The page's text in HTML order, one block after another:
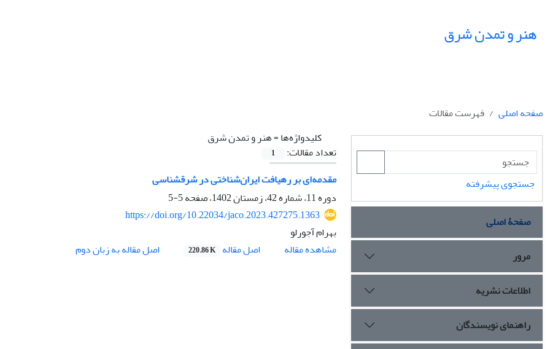
هنر و تمدن شرق
صفحه اصلی
فهرست مقالات
کلیدواژه‌ها =هنر و تمدن شرق
تعداد مقالات:
1
مقدمه‌ای بر رهیافت ایران‌شناختی در شر‌قشناسی
دوره 11، شماره 42، زمستان 1402، صفحه
5-5
https://doi.org/10.22034/jaco.2023.427275.1363
بهرام آجورلو
مشاهده مقاله
اصل مقاله 220.86 K اصل مقاله به زبان دوم
جستجوی پیشرفته
صفحۀ اصلی
مرور
اطلاعات نشریه
راهنمای نویسندگان